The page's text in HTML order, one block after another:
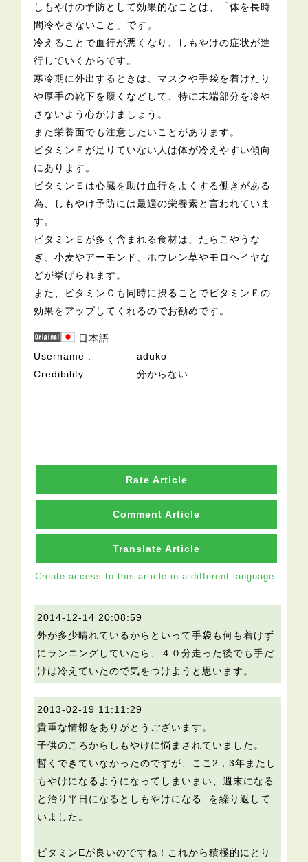
しもやけの予防として効果的なことは、「体を長時
間冷やさないこと」です。
冷えることで血行が悪くなり、しもやけの症状が進
行していくからです。
寒冷期に外出するときは、マスクや手袋を着けたり
や厚手の靴下を履くなどして、特に末端部分を冷や
さないよう心がけましょう。
また栄養面でも注意したいことがあります。
ビタミンＥが足りていない人は体が冷えやすい傾向
にあります。
ビタミンＥは心臓を助け血行をよくする働きがある
為、しもやけ予防には最適の栄養素と言われていま
す。
ビタミンＥが多く含まれる食材は、たらこやうな
ぎ、小麦やアーモンド、ホウレン草やモロヘイヤな
どが挙げられます。
また、ビタミンＣも同時に摂ることでビタミンＥの
効果をアップしてくれるのでお勧めです。
日本語
Username
aduko
Credibility
分からない
Rate Article
Comment Article
Translate Article
Create access to this article in a different language.
2014-12-14 20:08:59
外が多少晴れているからといって手袋も何も着けず
にランニングしていたら、４０分走った後でも手だ
けは冷えていたので気をつけようと思います。
2013-02-19 11:11:29
貴重な情報をありがとうございます。
子供のころからしもやけに悩まされていました。
暫くできていなかったのですが、ここ2，3年またし
もやけになるようになってしまいまい、週末になる
と治り平日になるとしもやけになる..を繰り返して
いました。
ビタミンEが良いのですね！これから積極的にとり